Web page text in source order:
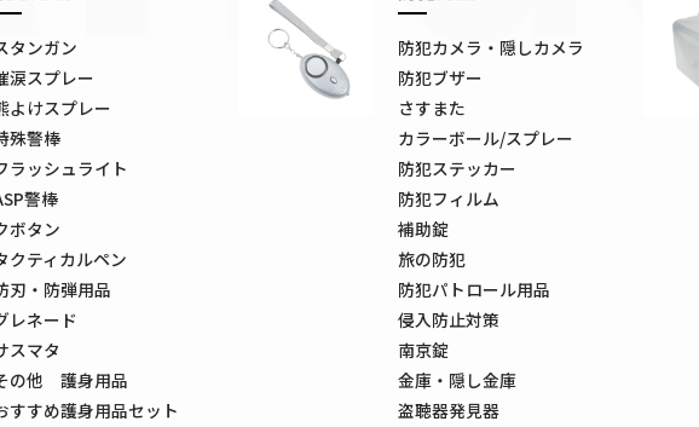
タンガン
涙スプレー
よけスプレー
殊警棒
ラッシュライト
警棒
ボタン
クティカルペン
刃・防弾用品
レネード
スマタ
の他 護身用品
すすめ護身用品セット
防犯カメラ・隠しカメラ
防犯ブザー
さすまた
カラーボール/スプレー
防犯ステッカー
防犯フィルム
補助錠
旅の防犯
防犯パトロール用品
侵入防止対策
南京錠
金庫・隠し金庫
盗聴器発見器